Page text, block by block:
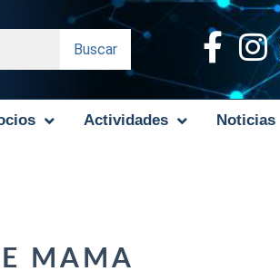
Buscar
Actividades Noticias
MAMA